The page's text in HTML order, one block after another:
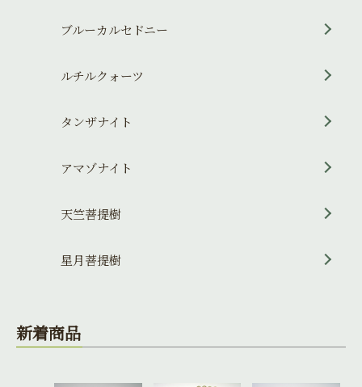
ブルーカルセドニー
ルチルクォーツ
タンザナイト
アマゾナイト
天竺菩提樹
星月菩提樹
新着商品